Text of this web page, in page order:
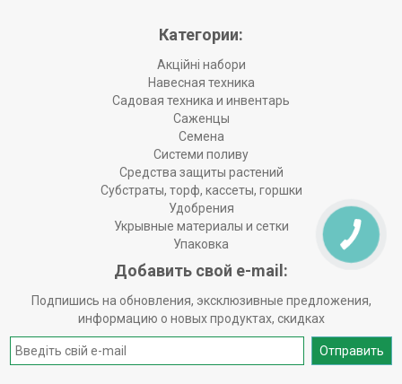
Категории:
Акційні набори
Навесная техника
Садовая техника и инвентарь
Саженцы
Семена
Системи поливу
Средства защиты растений
Субстраты, торф, кассеты, горшки
Удобрения
Укрывные материалы и сетки
Упаковка
Добавить свой e-mail:
Подпишись на обновления, эксклюзивные предложения,
информацию о новых продуктах, скидках
Отправить